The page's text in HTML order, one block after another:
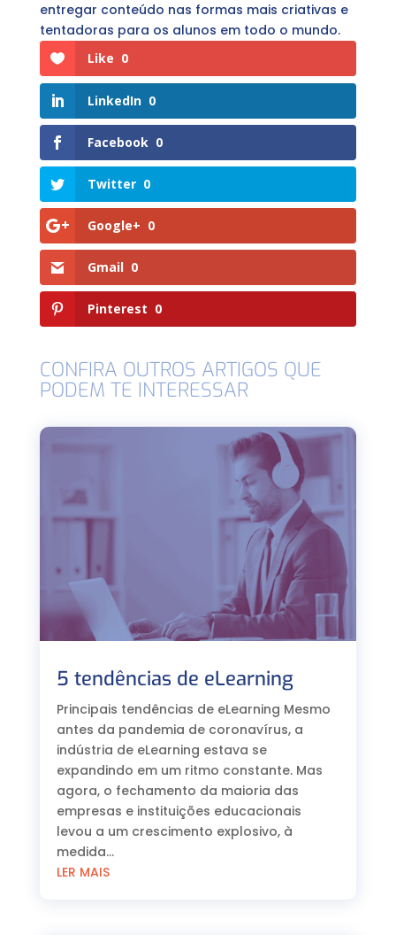
entregar conteúdo nas formas mais criativas e
tentadoras para os alunos em todo o mundo.
Like 0
LinkedIn 0
Facebook 0
Twitter 0
Google+ 0
Gmail 0
Pinterest 0
CONFIRA OUTROS ARTIGOS QUE
PODEM TE INTERESSAR
5 tendências de eLearning
Principais tendências de eLearning Mesmo
antes da pandemia de coronavírus, a
indústria de eLearning estava se
expandindo em um ritmo constante. Mas
agora, o fechamento da maioria das
empresas e instituições educacionais
levou a um crescimento explosivo, à
medida...
LER MAIS